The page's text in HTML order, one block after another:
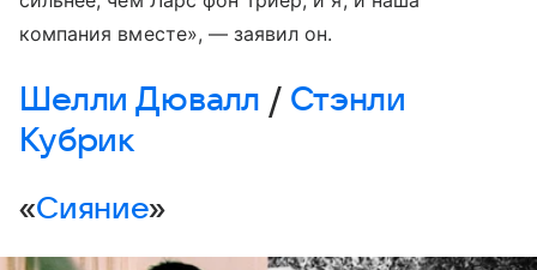
компания вместе», — заявил он.
Шелли Дювалл / Стэнли
Кубрик
«Сияние»